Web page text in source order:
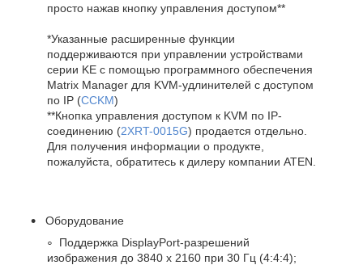
просто нажав кнопку управления доступом**
*Указанные расширенные функции
поддерживаются при управлении устройствами
серии KE с помощью программного обеспечения
Matrix Manager для KVM-удлинителей с доступом
по IP (CCKM)
**Кнопка управления доступом к KVM по IP-
соединению (2XRT-0015G) продается отдельно.
Для получения информации о продукте,
пожалуйста, обратитесь к дилеру компании ATEN.
Оборудование
Поддержка DisplayPort-разрешений
изображения до 3840 x 2160 при 30 Гц (4:4:4);